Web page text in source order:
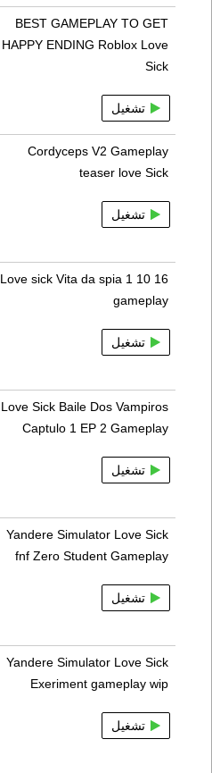
BEST GAMEPLAY TO GET
HAPPY ENDING Roblox Love
Sick
تشغيل
Cordyceps V2 Gameplay
teaser love Sick
تشغيل
Love sick Vita da spia 1 10 16
gameplay
تشغيل
Love Sick Baile Dos Vampiros
Captulo 1 EP 2 Gameplay
تشغيل
Yandere Simulator Love Sick
fnf Zero Student Gameplay
تشغيل
Yandere Simulator Love Sick
Exeriment gameplay wip
تشغيل